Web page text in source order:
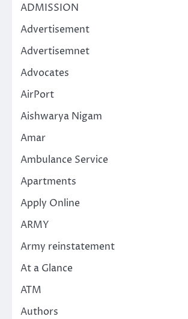
ADMISSION
Advertisement
Advertisemnet
Advocates
AirPort
Aishwarya Nigam
Amar
Ambulance Service
Apartments
Apply Online
ARMY
Army reinstatement
At a Glance
ATM
Authors